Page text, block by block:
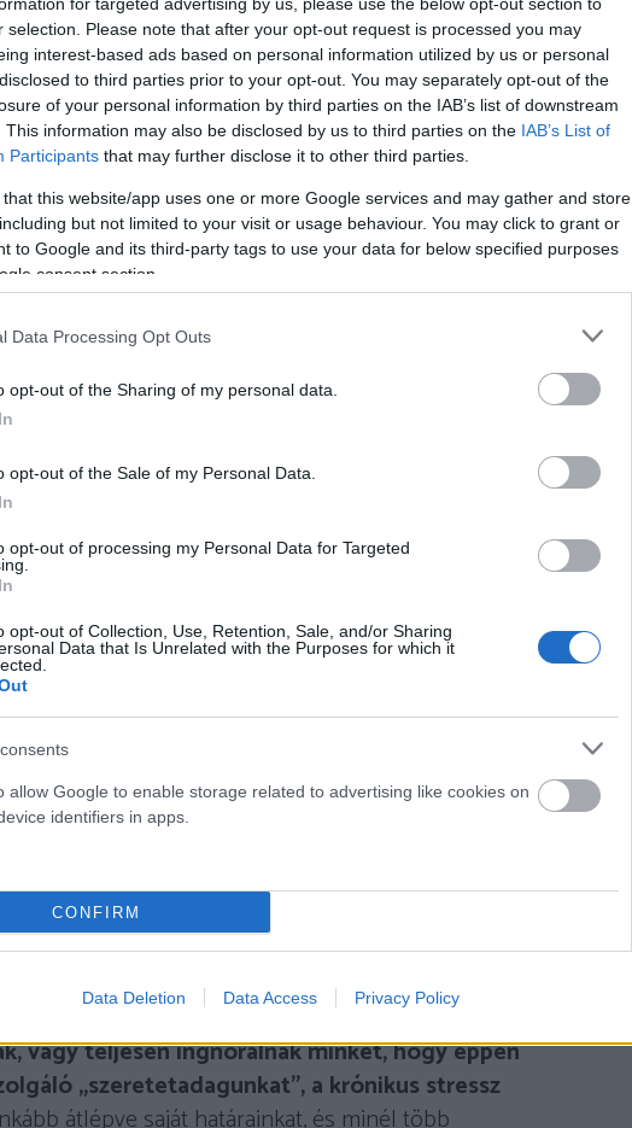
selection. Please note that after your opt-out request is processed you may
interest-based ads based on personal information utilized by us or personal
to third parties prior to your opt-out. You may separately opt-out of the
of your personal information by third parties on the IAB’s list of downstream
This information may also be disclosed by us to third parties on the IAB’s List of
Participants that may further disclose it to other third parties.
that this website/app uses one or more Google services and may gather and store
but not limited to your visit or usage behaviour. You may click to grant or
to Google and its third-party tags to use your data for below specified purposes
consent section.
Data Processing Opt Outs
opt-out of the Sharing of my personal data.
opt-out of the Sale of my Personal Data.
opt-out of processing my Personal Data for Targeted
opt-out of Collection, Use, Retention, Sale, and/or Sharing
Data that Is Unrelated with the Purposes for which it
allow Google to enable storage related to advertising like cookies on
identifiers in apps.
CONFIRM
Data Deletion Data Access Privacy Policy
Persze
egy „de”, például, hogy
vagy hogy nem kellett
de egyébként meg
az élet úgy, hogy
hoz, bagatellizálja a
egy ilyen jelentéktelen
jelent neki semmit, de azért
bántson legközelebb. Az ő hangulatáért és
néni, a munkatársai, alkalmazottai, az exe (!), a
nem.„Látod, már megint ez van, már majdnem
csak ezzel elrontottad az egészet!”
feltételes reflexhez tartozó kísérletéről
szintén kutyákat vizsgált azzal kapcsolatosan,
jelent meg előttük, azt az ingert táplálék
nem kaptak eledelt az állatok.
és az oda kötődő adaptív reakciót: akkor, ha
Ha azonban a kör és ellipszis az átmérő
egymáshoz, akkor az ebek félelmi reakciót
berendezést. Ezt nevezte Pavlov
le, hogy
a szorongás olyan helyzetben
nem megfelelő előrejelzők.
tartó káros hatása is:
mivel sosem
vagy teljesen ingnorálnak minket, hogy éppen
„szeretetadagunkat”, a krónikus stressz